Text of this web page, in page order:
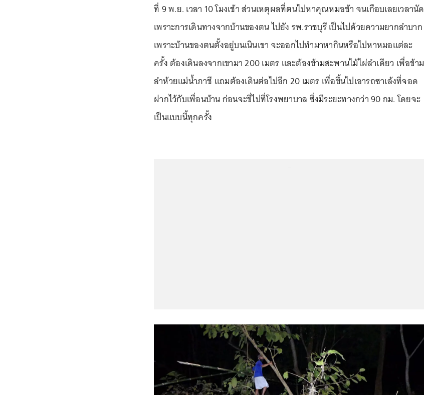
ที่ 9 พ.ย. เวลา 10 โมงเช้า ส่วนเหตุผลที่ตนไปหาคุณหมอช้า จนเกือบเลยเวลานัด
เพราะการเดินทางจากบ้านของตน ไปยัง รพ.ราชบุรี เป็นไปด้วยความยากลำบาก
เพราะบ้านของตนตั้งอยู่บนเนินเขา จะออกไปทำมาหากินหรือไปหาหมอแต่ละ
ครั้ง ต้องเดินลงจากเขามา 200 เมตร และต้องข้ามสะพานไม้ไผ่ลำเดียว เพื่อข้าม
ลำห้วยแม่น้ำภาชี แถมต้องเดินต่อไปอีก 20 เมตร เพื่อขึ้นไปเอารถซาเล้งที่จอด
ฝากไว้กับเพื่อนบ้าน ก่อนจะขี่ไปที่โรงพยาบาล ซึ่งมีระยะทางกว่า 90 กม. โดยจะ
เป็นแบบนี้ทุกครั้ง